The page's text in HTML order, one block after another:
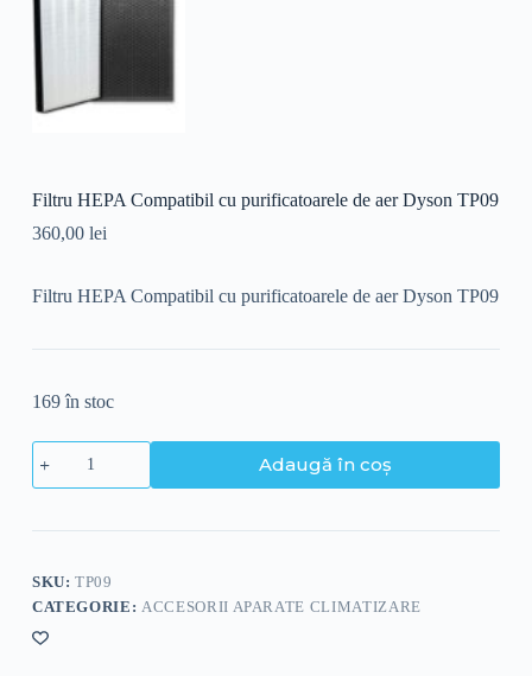
Filtru HEPA Compatibil cu purificatoarele de aer Dyson TP09
360,00 lei
Filtru HEPA Compatibil cu purificatoarele de aer Dyson TP09
169 în stoc
Adaugă în coș
SKU:TP09
CATEGORIE: ACCESORII APARATE CLIMATIZARE